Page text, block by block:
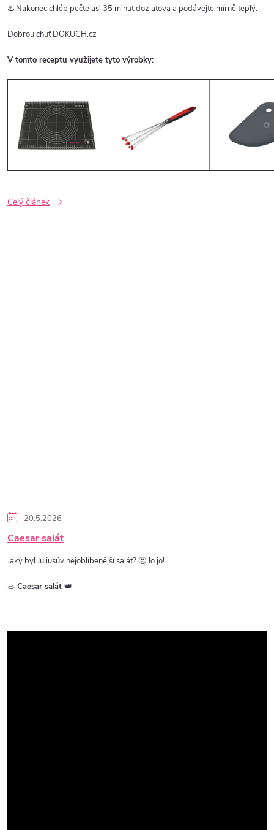
♨️ Nakonec chléb pečte asi 35 minut dozlatova a podávejte mírně teplý.
Dobrou chuť DOKUCH.cz
V tomto receptu využijete tyto výrobky:
Celý článek
20.5.2026
Caesar salát
Jaký byl Juliusův nejoblíbenější salát? 🤔 Jo jo!
🥗 Caesar salát 👑